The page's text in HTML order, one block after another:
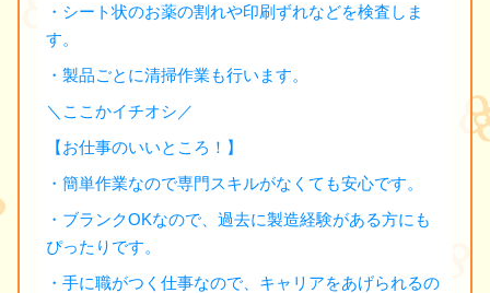
・シート状のお薬の割れや印刷ずれなどを検査しま
す。
・製品ごとに清掃作業も行います。
＼ここかイチオシ／
【お仕事のいいところ！】
・簡単作業なので専門スキルがなくても安心です。
・ブランクOKなので、過去に製造経験がある方にも
ぴったりです。
・手に職がつく仕事なので、キャリアをあげられるの